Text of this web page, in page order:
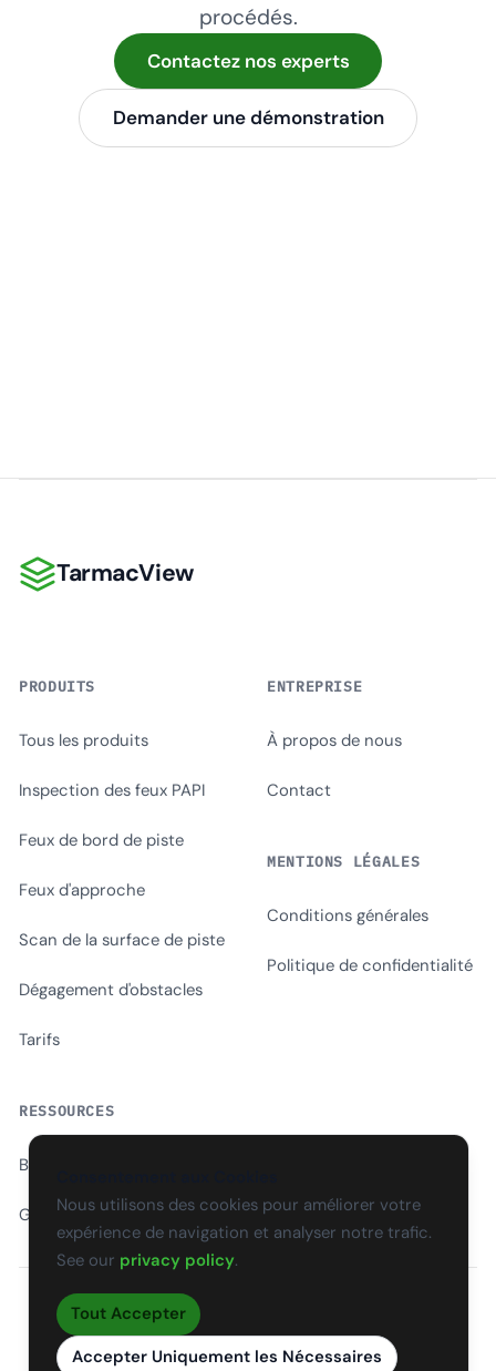
procédés.
Contactez nos experts
Demander une démonstration
TarmacView
TarmacView
PRODUITS
Tous les produits
Inspection des feux PAPI
Feux de bord de piste
Feux d'approche
Scan de la surface de piste
Dégagement d'obstacles
Tarifs
RESSOURCES
Blog
Glossaire
ENTREPRISE
À propos de nous
Contact
MENTIONS LÉGALES
Conditions générales
Politique de confidentialité
CS SK DE PL
Nous utilisons des cookies pour améliorer votre
expérience de navigation et analyser notre trafic.
See our privacy policy.
Tout Accepter
Accepter Uniquement les Nécessaires